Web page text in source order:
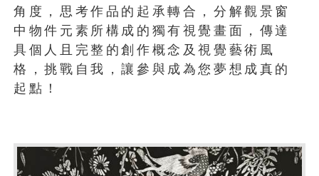
角度，思考作品的起承轉合，分解觀景窗
中物件元素所構成的獨有視覺畫面，傳達
具個人且完整的創作概念及視覺藝術風
格，挑戰自我，讓參與成為您夢想成真的
起點！